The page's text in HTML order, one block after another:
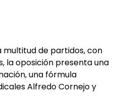
multitud de partidos, con
la oposición presenta una
una fórmula
Alfredo Cornejo y